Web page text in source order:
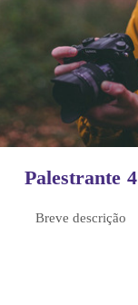
Palestrante 4
Breve descrição